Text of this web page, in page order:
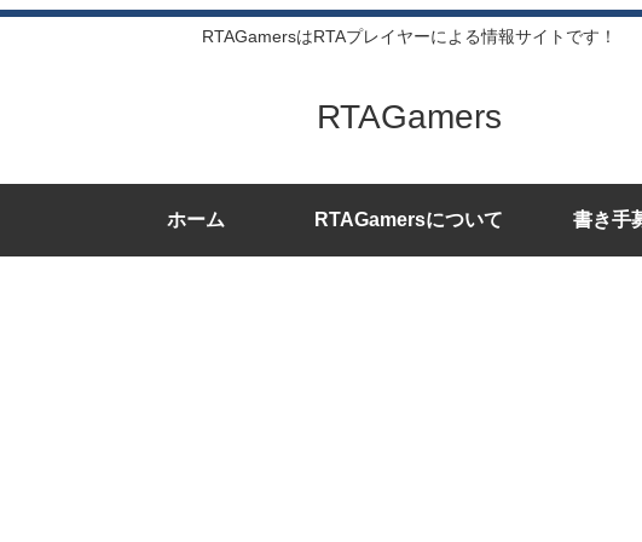
RTAGamersはRTAプレイヤーによる情報サイトです！
RTAGamers
ホーム RTAGamersについて 書き手